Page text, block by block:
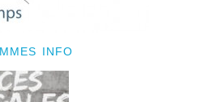
INFO